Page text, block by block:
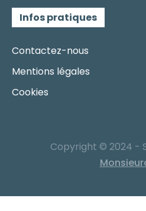
Infos pratiques
Contactez-nous
Mentions légales
Cookies
Copyright © 2024 -